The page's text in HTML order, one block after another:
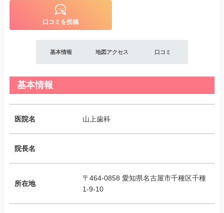
口コミを投稿
基本情報 地図アクセス 口コミ
基本情報
医院名 山上歯科
院長名
所在地
〒464-0858 愛知県名古屋市千種区千種
1-9-10